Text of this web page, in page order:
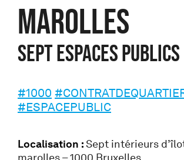
MAROLLES
SEPT ESPACES PUBLICS
#1000
#ESPACEPUBLIC
Localisation :Sept intérieurs